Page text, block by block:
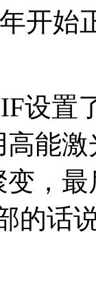
开始
置了
能
，
的话